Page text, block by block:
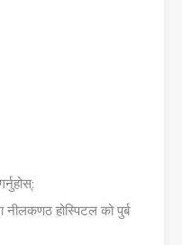
नीलकणठ होस्पिटल को पुर्ब